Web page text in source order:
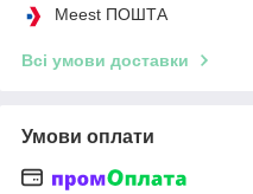
Meest ПОШТА
Всі умови доставки
Умови оплати